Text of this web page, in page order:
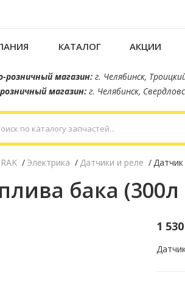
КАТАЛОГ АКЦИИ
розничный магазин: г. Челябинск,
магазин: г. Челябинск,
Электрика Датчики и реле
бака (300л
1